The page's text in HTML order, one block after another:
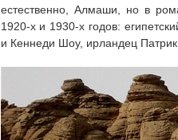
естественно, Алмаши, но в
1920-х и 1930-х годов:
и Кеннеди Шоу, ирландец Патрик